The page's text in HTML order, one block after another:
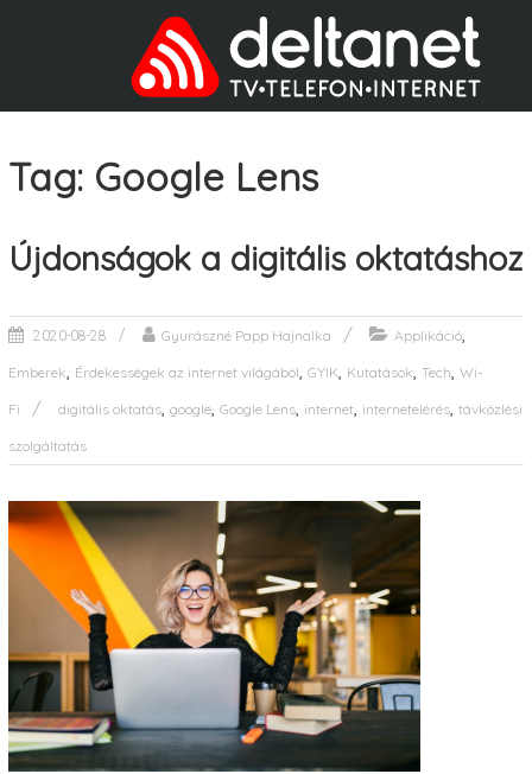
Tag: Google Lens
Újdonságok a digitális oktatáshoz
2020-08-28 Gyurászné Papp Hajnalka Applikáció,
Emberek, Érdekességek az internet világából, GYIK, Kutatások, Tech, Wi-
Fi digitális oktatás, google, Google Lens, internet, internetelérés, távközlési
szolgáltatás